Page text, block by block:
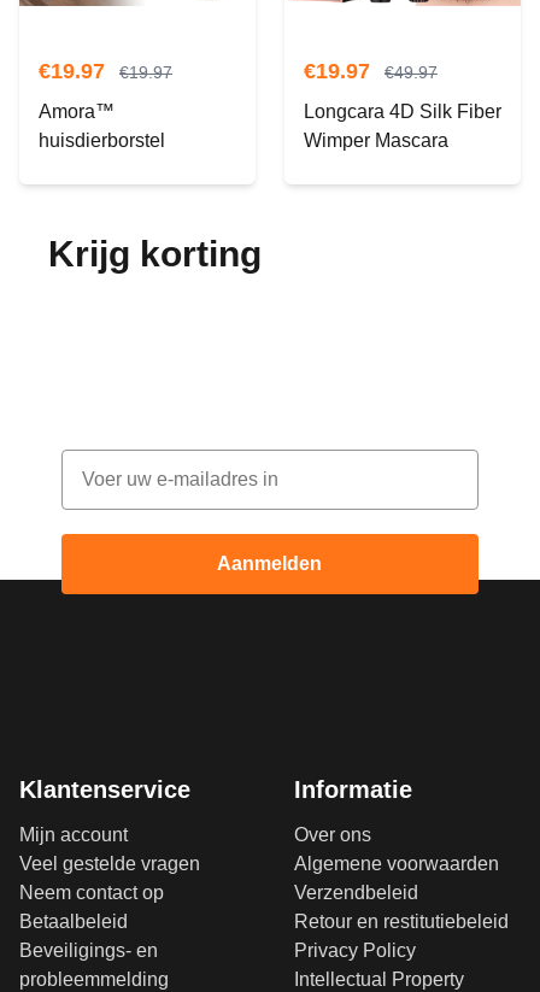
€19.97 €19.97
Amora™
huisdierborstel
€19.97 €49.97
Longcara 4D Silk Fiber
Wimper Mascara
Krijg korting
Email
Aanmelden
Klantenservice
Mijn account
Veel gestelde vragen
Neem contact op
Betaalbeleid
Beveiligings- en
probleemmelding
Informatie
Over ons
Algemene voorwaarden
Verzendbeleid
Retour en restitutiebeleid
Privacy Policy
Intellectual Property